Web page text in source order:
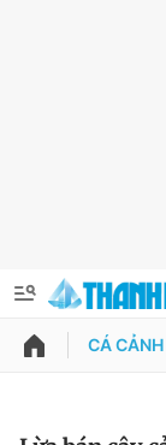
QUẢNG CÁO
Thông tin
CÁ CẢNH